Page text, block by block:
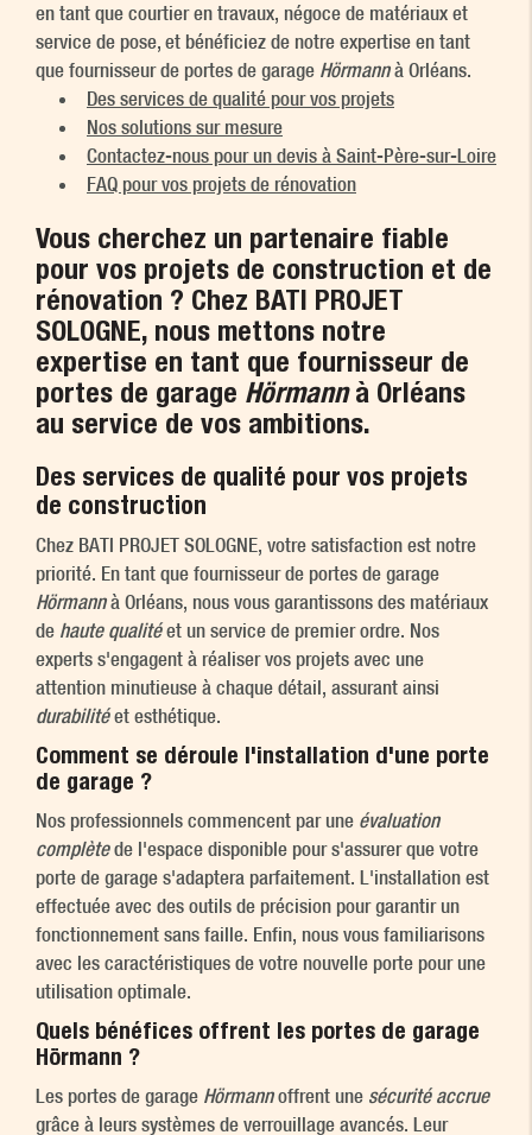
en tant que courtier en travaux, négoce de matériaux et
service de pose, et bénéficiez de notre expertise en tant
que fournisseur de portes de garage Hörmannà Orléans.
Des services de qualité pour vos projets
Nos solutions sur mesure
Contactez-nous pour un devis à Saint-Père-sur-Loire
FAQ pour vos projets de rénovation
Vous cherchez un partenaire fiable
pour vos projets de construction et de
rénovation ? Chez BATI PROJET
SOLOGNE, nous mettons notre
expertise en tant que fournisseur de
portes de garage Hörmannà Orléans
au service de vos ambitions.
Des services de qualité pour vos projets
de construction
Chez BATI PROJET SOLOGNE, votre satisfaction est notre
priorité. En tant que fournisseur de portes de garage
Hörmannà Orléans, nous vous garantissons des matériaux
de haute qualitéet un service de premier ordre. Nos
experts s'engagent à réaliser vos projets avec une
attention minutieuse à chaque détail, assurant ainsi
durabilitéet esthétique.
Comment se déroule l'installation d'une porte
de garage ?
Nos professionnels commencent par une évaluation
complètede l'espace disponible pour s'assurer que votre
porte de garage s'adaptera parfaitement. L'installation est
effectuée avec des outils de précision pour garantir un
fonctionnement sans faille. Enfin, nous vous familiarisons
avec les caractéristiques de votre nouvelle porte pour une
utilisation optimale.
Quels bénéfices offrent les portes de garage
Hörmann ?
Les portes de garage Hörmannoffrent une sécurité accrue
grâce à leurs systèmes de verrouillage avancés. Leur